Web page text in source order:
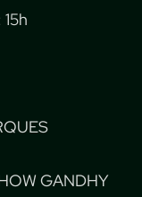
GANDHY